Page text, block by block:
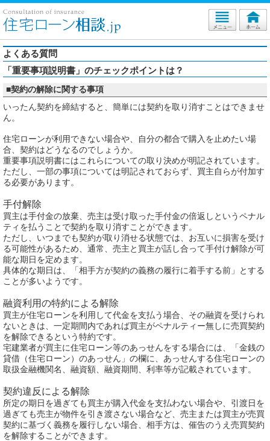
よくある質問
「重要事項説明書」のチェックポイントは？
■契約の解除に関する事項
いったん契約を締結すると、簡単には契約を取り消すことはできませ
ん。
住宅ローンが利用できない場合や、自分の都合で購入を止めたい場
合、契約はどうなるのでしょうか。
重要事項説明書にはこれらについての取り決めが明記されています。
ただし、一部の事項については明記されておらず、買主自らが付加す
る必要があります。
手付解除
買主は手付金の放棄、売主は受け取った手付金の倍返しというペナル
ティを払うことで契約を取り消すことができます。
ただし、いつまでも契約が取り消せる状態では、お互いに損害を受け
る可能性があるため、通常、売主と買主が話し合って手付け解除が可
能な期日を定めます。
具体的な期日は、「相手方が契約の義務の履行に着手する前」とする
ことが多いようです。
融資利用の特約による解除
買主が住宅ローンを利用して代金を支払う場合、その融資を受けられ
ないときは、一定期間内であれば買主がペナルティー無しに売買契約
を解除できるという特約です。
宅建業者が買主に住宅ローン等のあっせんをする場合には、「金銭の
貸借（住宅ローン）のあっせん」の欄に、あっせんする住宅ローンの
取扱金融機関名、融資額、融資期間、利率等が記載されています。
契約違反による解除
所定の期日を過ぎても買主が購入代金を支払わない場合や、引渡日を
過ぎても売主が物件を引き渡さない場合など、売主または買主が売買
契約に基づく義務を履行しない場合、相手方は、催告のうえ売買契約
を解除することができます。